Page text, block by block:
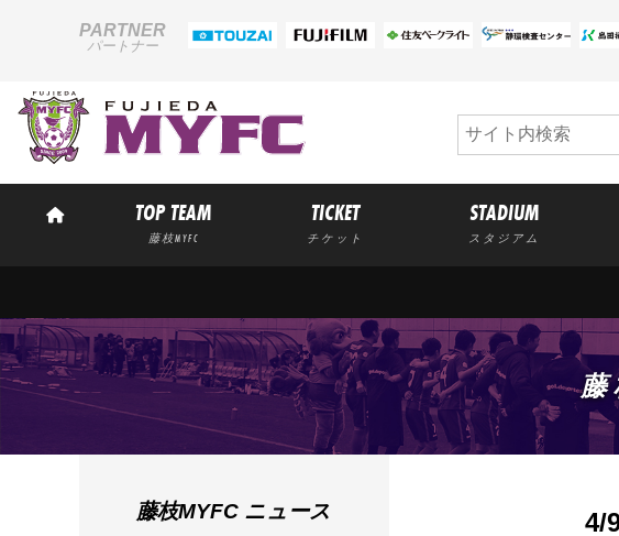
PARTNER
パートナー
TOP TEAM
藤枝MYFC
TICKET
チケット
STADIUM
スタジアム
4/
藤枝MYFC ニュース